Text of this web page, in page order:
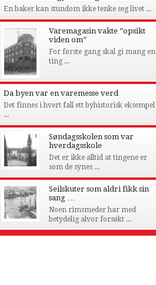
En baker kan stundom ikke tenke seg livet ...
Varemagasin vakte ”opsikt
viden om”
For første gang skal gi mang en
ting ...
Da byen var en varemesse verd
Det finnes i hvert fall ett byhistorisk eksempel
...
Søndagsskolen som var
hverdagsskole
Det er ikke alltid at tingene er
som de synes ...
Seilskuter som aldri fikk sin
sang …
Noen rimsmeder har med
betydelig alvor forsøkt ...